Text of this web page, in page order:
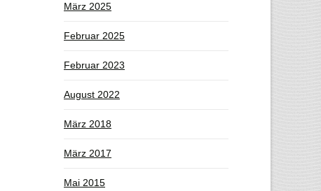
März 2025
Februar 2025
Februar 2023
August 2022
März 2018
März 2017
Mai 2015